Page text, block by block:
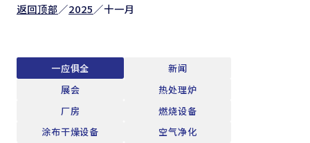
返回顶部／2025／十一月
一应俱全
新闻
展会
热处理炉
厂房
燃烧设备
涂布干燥设备
空气净化